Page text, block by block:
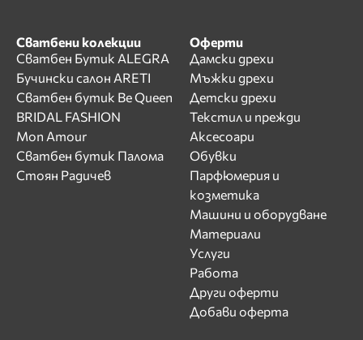
Сватбени колекции
Сватбен Бутик ALEGRA
Бучински салон ARETI
Сватбен бутик Be Queen
BRIDAL FASHION
Mon Amour
Сватбен бутик Палома
Стоян Радичев
Оферти
Дамски дрехи
Мъжки дрехи
Детски дрехи
Текстил и прежди
Аксесоари
Обувки
Парфюмерия и
козметика
Машини и оборудване
Материали
Услуги
Работа
Други оферти
Добави оферта